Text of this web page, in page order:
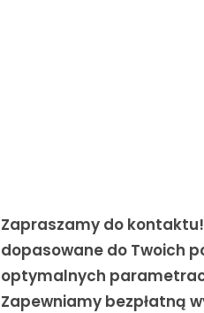
Zapraszamy do
dopasowane do Twoich
optymalnych
Zapewniamy bezpłatną